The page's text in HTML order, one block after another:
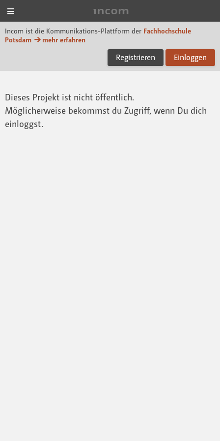
Incom ist die Kommunikations-Plattform der Fachhochschule
Potsdam
mehr erfahren
Registrieren Einloggen
Dieses Projekt ist nicht öffentlich.
Möglicherweise bekommst du Zugriff, wenn Du dich
einloggst.